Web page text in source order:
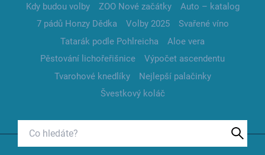
Kdy budou volby
ZOO Nové začátky
Auto – katalog
7 pádů Honzy Dědka
Volby 2025
Svařené víno
Tatarák podle Pohlreicha
Aloe vera
Pěstování lichořeřišnice
Výpočet ascendentu
Tvarohové knedlíky
Nejlepší palačinky
Švestkový koláč